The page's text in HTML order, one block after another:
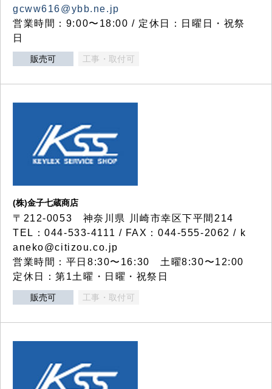
gcww616@ybb.ne.jp
営業時間：9:00〜18:00 / 定休日：日曜日・祝祭
日
販売可 工事・取付可
(株)金子七蔵商店
〒212-0053 神奈川県 川崎市幸区下平間214
TEL：044-533-4111 / FAX：044-555-2062 / k
aneko@citizou.co.jp
営業時間：平日8:30〜16:30 土曜8:30〜12:00
定休日：第1土曜・日曜・祝祭日
販売可 工事・取付可